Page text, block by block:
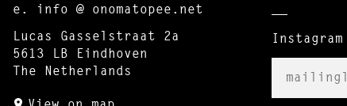
e.
info @ onomatopee.net
Lucas Gasselstraat 2a
5613 LB Eindhoven
The Netherlands
Instagram